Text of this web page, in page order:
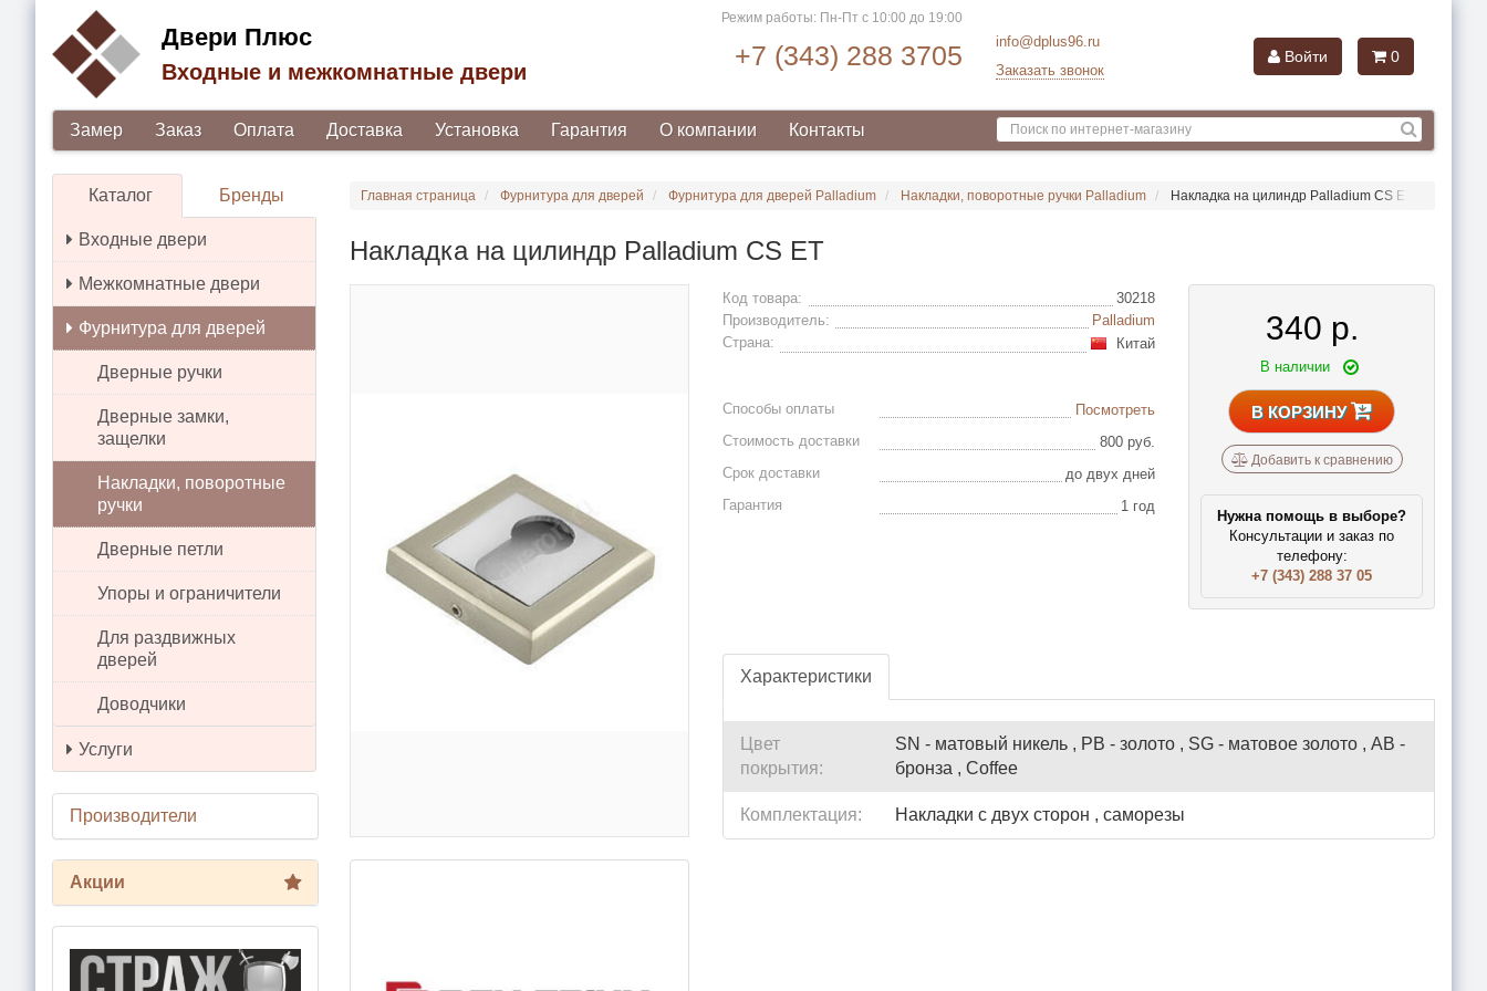
Двери Плюс
Входные и межкомнатные двери
Режим работы: Пн-Пт с 10:00 до 19:00
+7 (343) 288 3705
info@dplus96.ru
Заказать звонок
Войти 0
Замер Заказ Оплата Доставка Установка Гарантия О компании Контакты
Каталог Бренды
Входные двери
Межкомнатные двери
Фурнитура для дверей
Дверные ручки
Дверные замки,
защелки
Накладки, поворотные
ручки
Дверные петли
Упоры и ограничители
Для раздвижных
дверей
Доводчики
Услуги
Производители
Акции
Главная страница Фурнитура для дверей Фурнитура для дверей Palladium Накладки, поворотные ручки Palladium Накладка на цилиндр Palladium CS ET
Накладка на цилиндр Palladium CS ET
Код товара:
30218
Производитель:
Palladium
Страна:
Китай
Способы оплаты
Посмотреть
Стоимость доставки
800 руб.
Срок доставки
до двух дней
Гарантия
1 год
340 р.
В наличии
В КОРЗИНУ
Добавить к сравнению
Нужна помощь в выборе?
Консультации и заказ по
телефону:
+7 (343) 288 37 05
Характеристики
Цвет
покрытия:
SN - матовый никель , PB - золото , SG - матовое золото , AB -
бронза , Coffee
Комплектация: Накладки с двух сторон , саморезы